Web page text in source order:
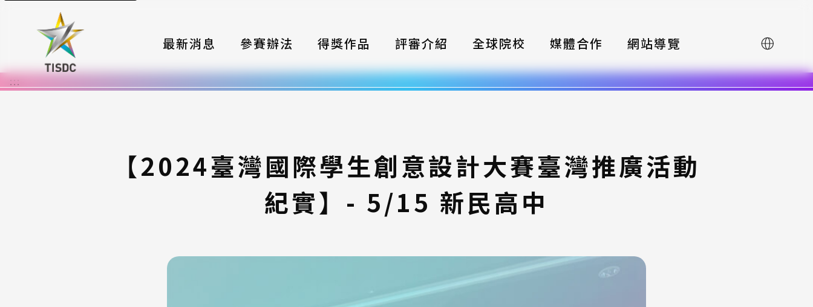
最新消息 參賽辦法
大賽組織
報名格式
評選與獎項
常見問題
得獎作品 評審介紹 全球院校 媒體合作 網站導覽 English
:::
【2024臺灣國際學生創意設計大賽臺灣推廣活動
紀實】- 5/15 新民高中